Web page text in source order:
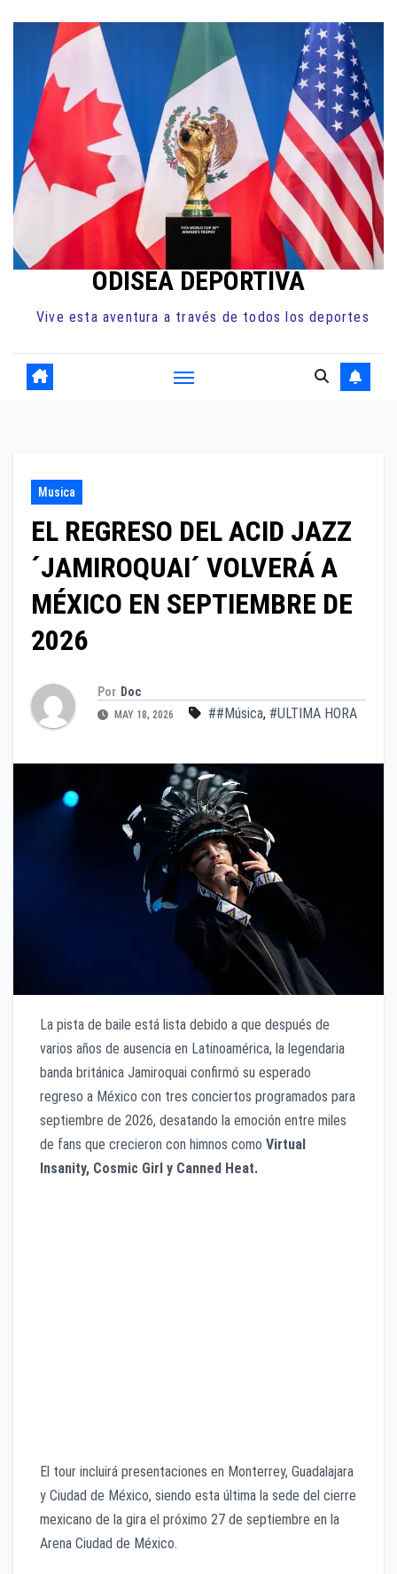
contenido
ODISEA DEPORTIVA
Vive esta aventura a través de todos los deportes
Musica
EL REGRESO DEL ACID JAZZ
´JAMIROQUAI´ VOLVERÁ A
MÉXICO EN SEPTIEMBRE DE
2026
Por Doc
MAY 18, 2026 ##Música, #ULTIMA HORA
La pista de baile está lista debido a que después de
varios años de ausencia en Latinoamérica, la legendaria
banda británica Jamiroquai confirmó su esperado
regreso a México con tres conciertos programados para
septiembre de 2026, desatando la emoción entre miles
de fans que crecieron con himnos como Virtual
Insanity, Cosmic Girl y Canned Heat.
El tour incluirá presentaciones en Monterrey, Guadalajara
y Ciudad de México, siendo esta última la sede del cierre
mexicano de la gira el próximo 27 de septiembre en la
Arena Ciudad de México.